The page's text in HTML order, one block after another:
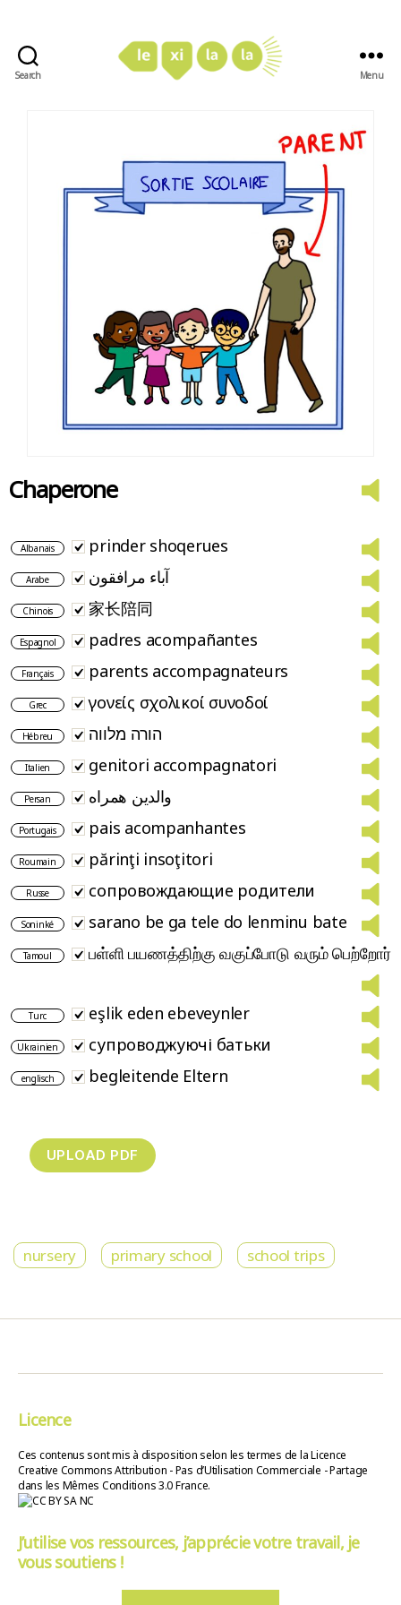
Search Menu
Chaperone
Albanais prinder shoqerues
Arabe آباء مرافقون
Chinois 家长陪同
Espagnol padres acompañantes
Français parents accompagnateurs
Grec γονείς σχολικοί συνοδοί
Hébreu הורה מלווה
Italien genitori accompagnatori
Persan والدین همراه
Portugais pais acompanhantes
Roumain părinţi insoţitori
Russe сопровождающие родители
Soninké sarano be ga tele do lenminu bate
Tamoul பள்ளி பயணத்திற்கு வகுப்போடு வரும் பெற்றோர்
Turc eşlik eden ebeveynler
Ukrainien супроводжуючі батьки
englisch begleitende Eltern
nursery primary school school trips
Licence
Ces contenus sont mis à disposition selon les termes de la Licence
Creative Commons Attribution - Pas d’Utilisation Commerciale - Partage
dans les Mêmes Conditions 3.0 France.
J’utilise vos ressources, j’apprécie votre travail, je
vous soutiens !